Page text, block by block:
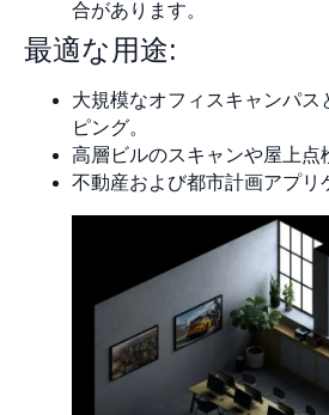
合があります。
最適な用途:
大規模なオフィスキャンパス
ピング。
高層ビルのスキャンや屋上点
不動産および都市計画アプリ